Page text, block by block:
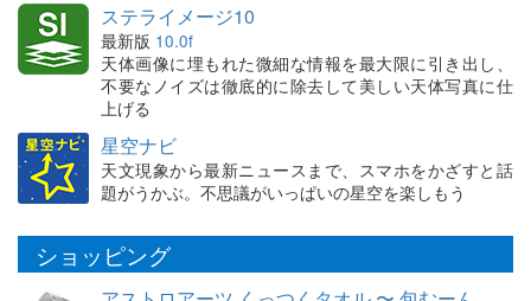
ステライメージ10
最新版 10.0f
天体画像に埋もれた微細な情報を最大限に引き出し、
不要なノイズは徹底的に除去して美しい天体写真に仕
上げる
星空ナビ
天文現象から最新ニュースまで、スマホをかざすと話
題がうかぶ。不思議がいっぱいの星空を楽しもう
ショッピング